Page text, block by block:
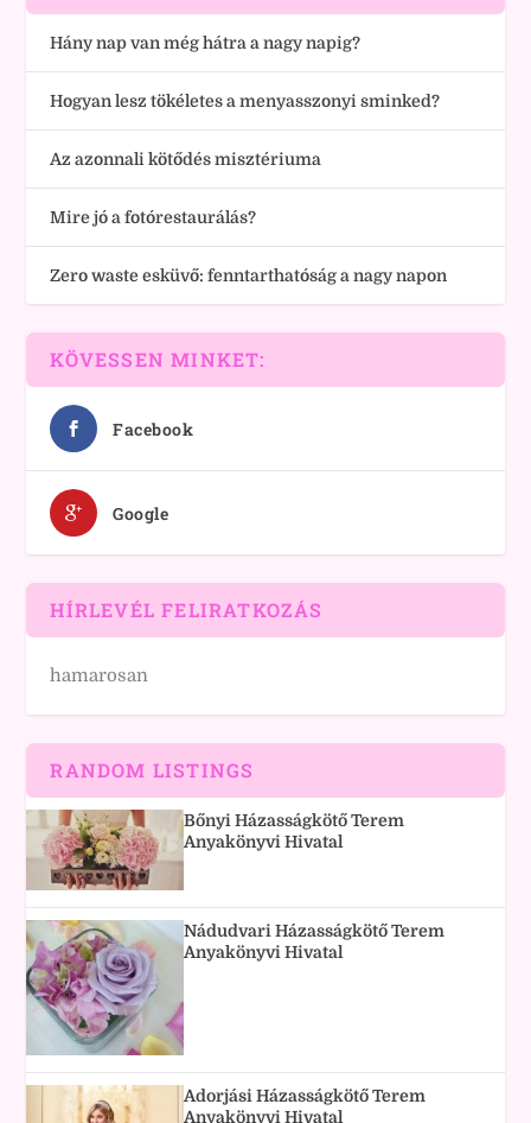
Hány nap van még hátra a nagy napig?
Hogyan lesz tökéletes a menyasszonyi sminked?
Az azonnali kötődés misztériuma
Mire jó a fotórestaurálás?
Zero waste esküvő: fenntarthatóság a nagy napon
KÖVESSEN MINKET:
Facebook
Google
HÍRLEVÉL FELIRATKOZÁS
hamarosan
RANDOM LISTINGS
Bőnyi Házasságkötő Terem
Anyakönyvi Hivatal
Nádudvari Házasságkötő Terem
Anyakönyvi Hivatal
Adorjási Házasságkötő Terem
Anyakönyvi Hivatal